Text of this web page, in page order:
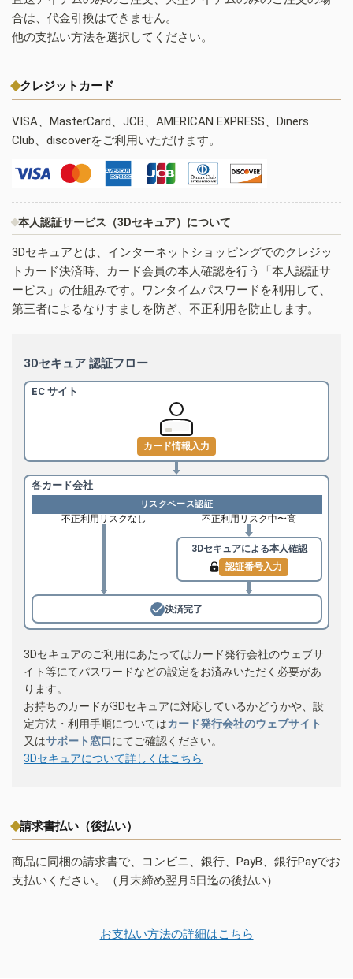
合は、代金引換はできません。
他の支払い方法を選択してください。
クレジットカード
VISA、MasterCard、JCB、AMERICAN EXPRESS、Diners
Club、discoverをご利用いただけます。
本人認証サービス（3Dセキュア）について
3Dセキュアとは、インターネットショッピングでのクレジッ
トカード決済時、カード会員の本人確認を行う「本人認証サ
ービス」の仕組みです。ワンタイムパスワードを利用して、
第三者によるなりすましを防ぎ、不正利用を防止します。
3Dセキュア 認証フロー
EC サイト
カード情報入力
各カード会社
リスクベース認証
不正利用リスクなし 不正利用リスク中〜高
3Dセキュアによる本人確認
認証番号入力
決済完了
3Dセキュアのご利用にあたってはカード発行会社のウェブサ
イト等にてパスワードなどの設定をお済みいただく必要があ
ります。
お持ちのカードが3Dセキュアに対応しているかどうかや、設
定方法・利用手順についてはカード発行会社のウェブサイト
又はサポート窓口にてご確認ください。
3Dセキュアについて詳しくはこちら
請求書払い（後払い）
商品に同梱の請求書で、コンビニ、銀行、PayB、銀行Payでお
支払いください。（月末締め翌月5日迄の後払い）
お支払い方法の詳細はこちら